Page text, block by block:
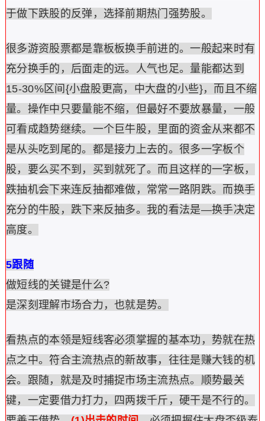
于做下跌股的反弹，选择前期热门强势股。
很多游资股票都是靠板板换手前进的。一般起来时有
充分换手的，后面走的远。人气也足。量能都达到
15-30%区间{小盘股更高，中大盘的小些}，而且不缩
量。操作中只要量能不缩，但最好不要放暴量，一般
可看成趋势继续。一个巨牛股，里面的资金从来都不
是从头吃到尾的。都是接力上去的。很多一字板个
股，要么买不到，买到就死了。而且这样的一字板，
跌抽机会下来连反抽都难做，常常一路阴跌。而换手
充分的牛股，跌下来反抽多。我的看法是—换手决定
高度。
5跟随
做短线的关键是什么?
是深刻理解市场合力，也就是势。
看热点的本领是短线客必须掌握的基本功，势就在热
点之中。符合主流热点的新故事，往往是赚大钱的机
会。跟随，就是及时捕捉市场主流热点。顺势最关
键，一定要借力打力，四两拨千斤，硬干是不行的。